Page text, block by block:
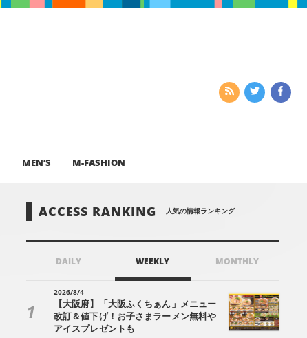
MEN’S M-FASHION
ACCESS RANKING 人気の情報ランキング
DAILY WEEKLY MONTHLY
2026/8/4
【大阪府】「大阪ふくちぁん」メニュー
改訂＆値下げ！お子さまラーメン無料や
アイスプレゼントも